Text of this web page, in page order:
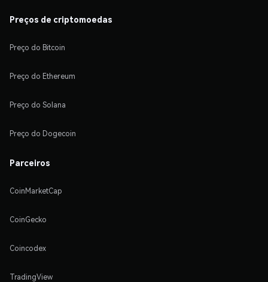
Preços de criptomoedas
Preço do Bitcoin
Preço do Ethereum
Preço do Solana
Preço do Dogecoin
Parceiros
CoinMarketCap
CoinGecko
Coincodex
TradingView